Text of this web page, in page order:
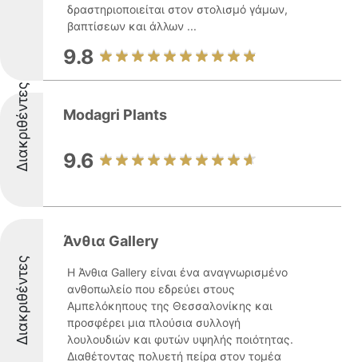
δραστηριοποιείται στον στολισμό γάμων,
βαπτίσεων και άλλων ...
9.8
Διακριθέντες Modagri Plants
9.6
Διακριθέντες
Άνθια Gallery
Η Άνθια Gallery είναι ένα αναγνωρισμένο
ανθοπωλείο που εδρεύει στους
Αμπελόκηπους της Θεσσαλονίκης και
προσφέρει μια πλούσια συλλογή
λουλουδιών και φυτών υψηλής ποιότητας.
Διαθέτοντας πολυετή πείρα στον τομέα